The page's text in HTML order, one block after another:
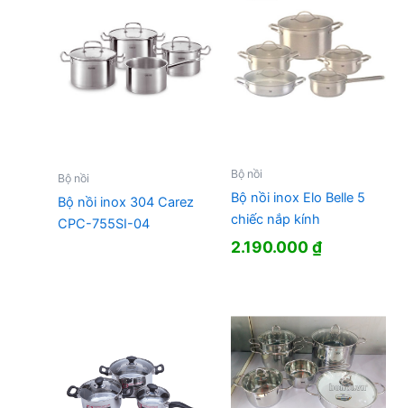
Bộ nồi
Bộ nồi inox 304 Carez
CPC-755SI-04
Bộ nồi
Bộ nồi inox Elo Belle 5
chiếc nắp kính
2.190.000₫